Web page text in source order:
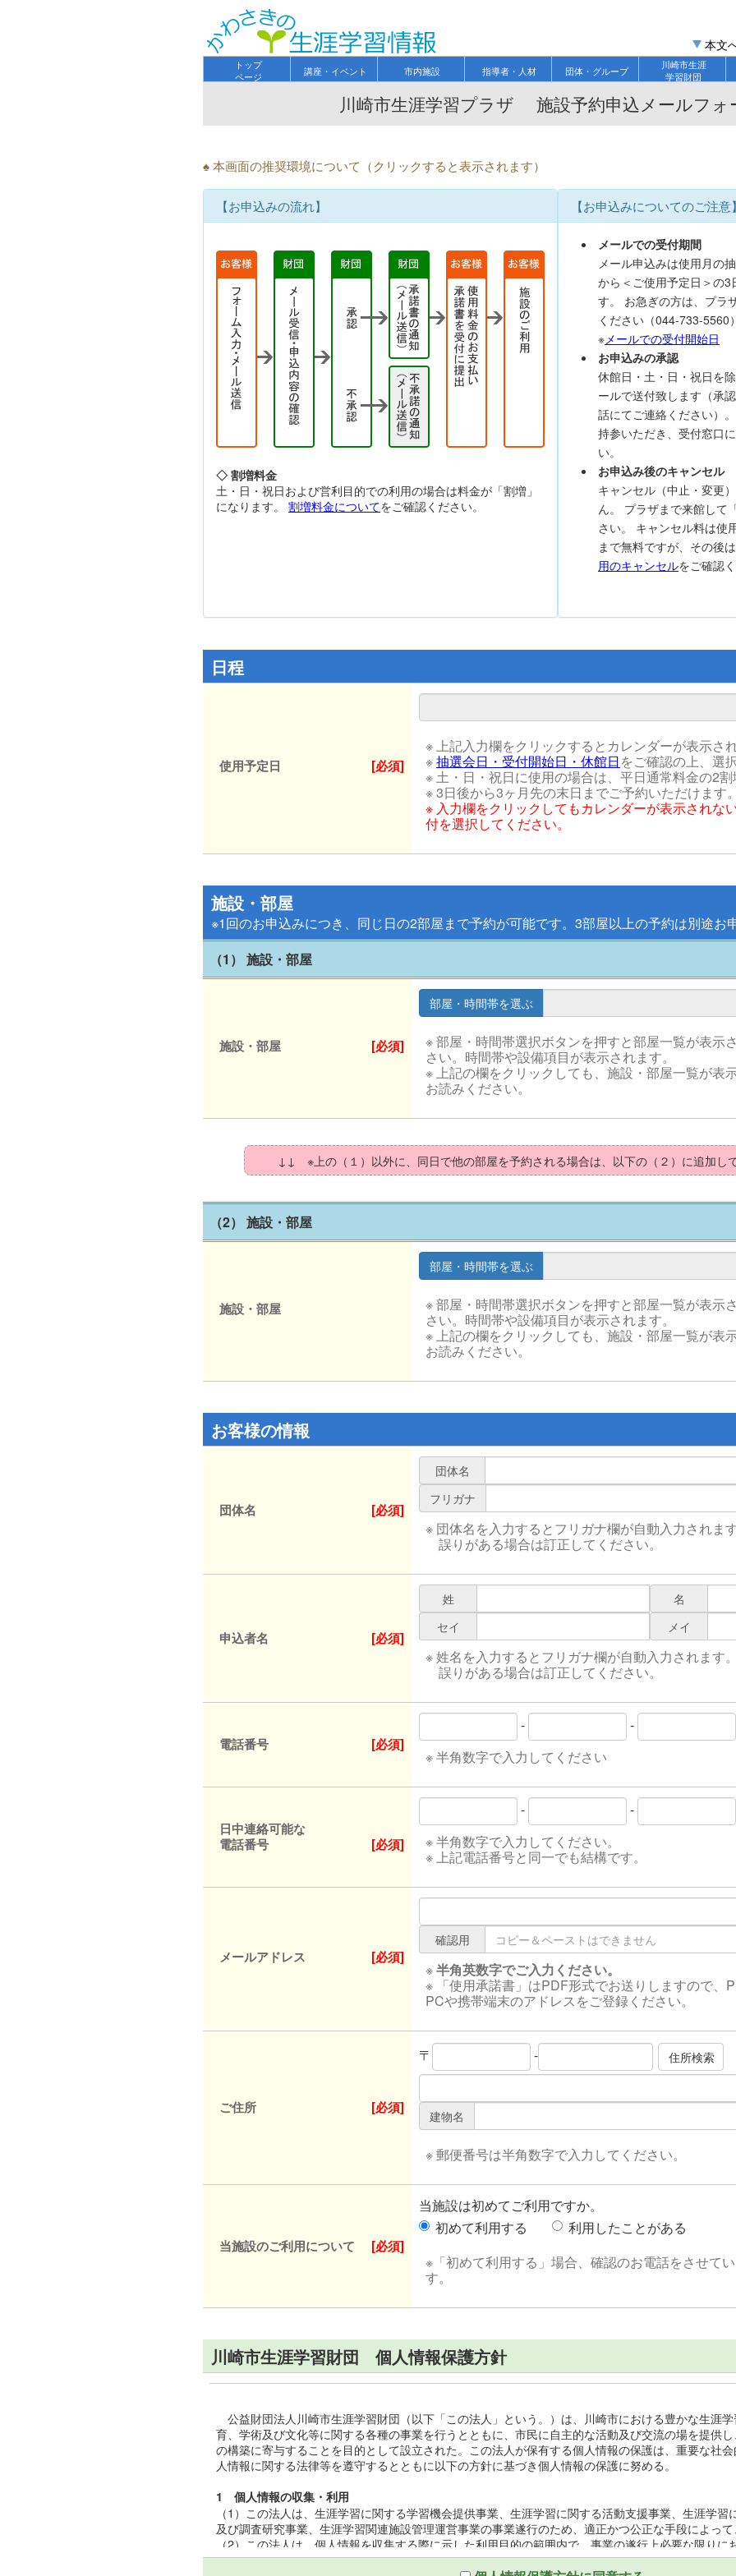
本文
トップ
ページ
講座・イベント 市内施設 指導者・人材 団体・グループ
川崎市生涯
学習財団
川崎市生涯学習プラザ 施設予約申込メールフォ
♠ 本画面の推奨環境について（クリックすると表示されます）
【お申込みの流れ】
◇ 割増料金
土・日・祝日および営利目的での利用の場合は料金が「割増」
になります。 割増料金についてをご確認ください。
【お申込みについてのご注意
メールでの受付期間
メール申込みは使用月の
から＜ご使用予定日＞の
す。 お急ぎの方は、プラ
ください（044-733-5560
※メールでの受付開始日
お申込みの承認
休館日・土・日・祝日を
ールで送付致します（承
話にてご連絡ください）
持参いただき、受付窓口
い。
お申込み後のキャンセル
キャンセル（中止・変更
ん。 プラザまで来館して
さい。 キャンセル料は使
まで無料ですが、その後
用のキャンセルをご確認
日程
使用予定日 [必須]
※ 上記入力欄をクリックするとカレンダーが表示さ
※抽選会日・受付開始日・休館日をご確認の上、選
※ 土・日・祝日に使用の場合は、平日通常料金の2
※ 3日後から3ヶ月先の末日までご予約いただけます
※ 入力欄をクリックしてもカレンダーが表示されな
付を選択してください。
施設・部屋
※1回のお申込みにつき、同じ日の2部屋まで予約が可能です。3部屋以上の予約は別途お
（1） 施設・部屋
施設・部屋 [必須]
※ 部屋・時間帯選択ボタンを押すと部屋一覧が表示
さい。時間帯や設備項目が表示されます。
※ 上記の欄をクリックしても、施設・部屋一覧が表
お読みください。
↓↓ ※上の（１）以外に、同日で他の部屋を予約される場合は、以下の（２）に追加
（2） 施設・部屋
施設・部屋
※ 部屋・時間帯選択ボタンを押すと部屋一覧が表示
さい。時間帯や設備項目が表示されます。
※ 上記の欄をクリックしても、施設・部屋一覧が表
お読みください。
お客様の情報
団体名 [必須]
団体名
フリガナ
※ 団体名を入力するとフリガナ欄が自動入力されま
誤りがある場合は訂正してください。
申込者名 [必須]
姓
名
セイ
メイ
※ 姓名を入力するとフリガナ欄が自動入力されます
誤りがある場合は訂正してください。
電話番号 [必須]
-
-
※ 半角数字で入力してください
日中連絡可能な
電話番号
[必須]
-
-
※ 半角数字で入力してください。
※ 上記電話番号と同一でも結構です。
メールアドレス [必須]
確認用
※半角英数字でご入力ください。
※ 「使用承諾書」はPDF形式でお送りしますので、
PCや携帯端末のアドレスをご登録ください。
ご住所 [必須]
〒 -
建物名
※ 郵便番号は半角数字で入力してください。
当施設のご利用について [必須]
当施設は初めてご利用ですか。
初めて利用する
利用したことがある
※「初めて利用する」場合、確認のお電話をさせて
す。
川崎市生涯学習財団 個人情報保護方針
公益財団法人川崎市生涯学習財団（以下「この法人」という。）は、川崎市における豊かな生涯
育、学術及び文化等に関する各種の事業を行うとともに、市民に自主的な活動及び交流の場を提供
の構築に寄与することを目的として設立された。この法人が保有する個人情報の保護は、重要な社
人情報に関する法律等を遵守するとともに以下の方針に基づき個人情報の保護に努める。
1 個人情報の収集・利用
（1）この法人は、生涯学習に関する学習機会提供事業、生涯学習に関する活動支援事業、生涯学
及び調査研究事業、生涯学習関連施設管理運営事業の事業遂行のため、適正かつ公正な手段によっ
（2）この法人は、個人情報を収集する際に示した利用目的の範囲内で、事業の遂行上必要な限りに
（3）この法人は、個人情報を第三者との間で共同利用し、又は個人情報の取扱いを第三者に委託す